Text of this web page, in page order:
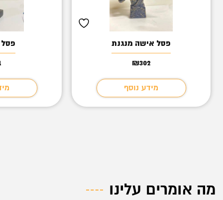
פסל אישה מנגנת
₪302
מידע נוסף
מה אומרים עלינו